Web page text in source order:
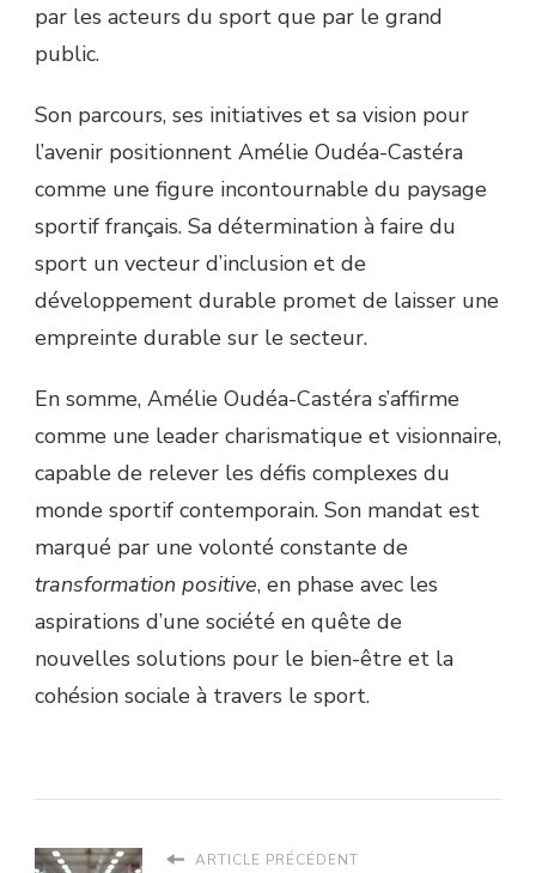
par les acteurs du sport que par le grand
public.
Son parcours, ses initiatives et sa vision pour
l’avenir positionnent Amélie Oudéa-Castéra
comme une figure incontournable du paysage
sportif français. Sa détermination à faire du
sport un vecteur d’inclusion et de
développement durable promet de laisser une
empreinte durable sur le secteur.
En somme, Amélie Oudéa-Castéra s’affirme
comme une leader charismatique et visionnaire,
capable de relever les défis complexes du
monde sportif contemporain. Son mandat est
marqué par une volonté constante de
transformation positive, en phase avec les
aspirations d’une société en quête de
nouvelles solutions pour le bien-être et la
cohésion sociale à travers le sport.
ARTICLE PRÉCÉDENT